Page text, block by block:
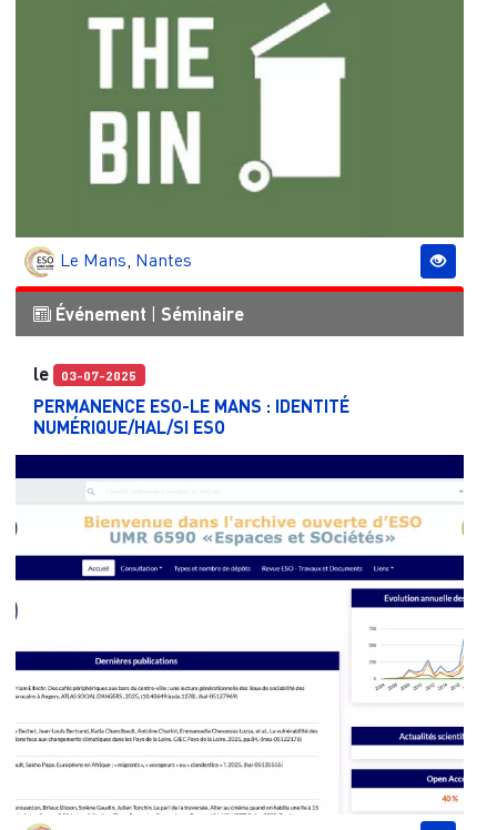
Le Mans, Nantes
Événement Séminaire
le 03-07-2025
PERMANENCE ESO-LE MANS : IDENTITÉ
NUMÉRIQUE/HAL/SI ESO